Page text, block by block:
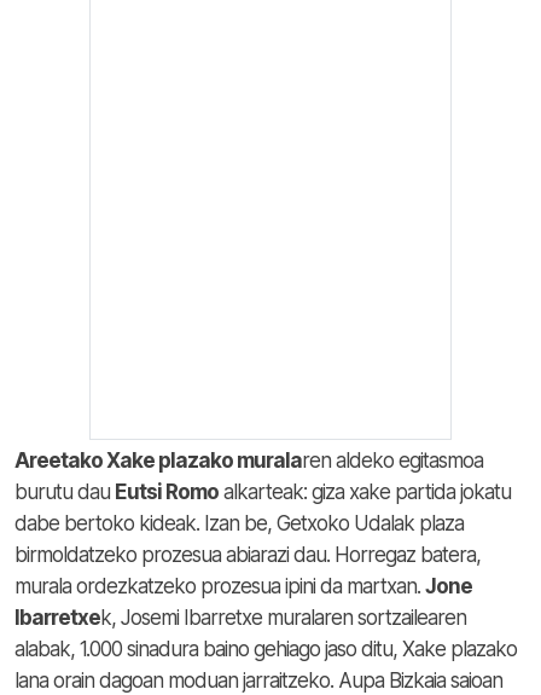
Areetako Xake plazako muralaren aldeko egitasmoa
burutu dau Eutsi Romo alkarteak: giza xake partida jokatu
dabe bertoko kideak. Izan be, Getxoko Udalak plaza
birmoldatzeko prozesua abiarazi dau. Horregaz batera,
murala ordezkatzeko prozesua ipini da martxan. Jone
Ibarretxek, Josemi Ibarretxe muralaren sortzailearen
alabak, 1.000 sinadura baino gehiago jaso ditu, Xake plazako
lana orain dagoan moduan jarraitzeko. Aupa Bizkaia saioan